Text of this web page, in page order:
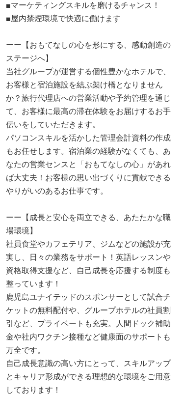
■マーケティングスキルを磨けるチャンス！
■屋内禁煙環境で快適に働けます
ーー【おもてなしの心を形にする、感動創造の
ステージへ】
当社グループが運営する個性豊かなホテルで、
お客様と宿泊施設を結ぶ架け橋となりません
か？旅行代理店への営業活動や予約管理を通じ
て、お客様に最高の滞在体験をお届けするお手
伝いをしていただきます。
パソコンスキルを活かした管理会計資料の作成
もお任せします。宿泊業の経験がなくても、あ
なたの営業センスと「おもてなしの心」があれ
ば大丈夫！お客様の思い出づくりに貢献できる
やりがいのあるお仕事です。
ーー【成長と安心を両立できる、あたたかな職
場環境】
社員食堂やカフェテリア、ジムなどの施設が充
実し、日々の業務をサポート！英語レッスンや
資格取得支援など、自己成長を応援する制度も
整っています！
鹿児島ユナイテッドのスポンサーとして試合チ
ケットの無料配付や、グループホテルの社員割
引など、プライベートも充実。人間ドック補助
金や社内ワクチン接種など健康面のサポートも
万全です。
自己成長意識の高い方にとって、スキルアップ
とキャリア形成ができる理想的な環境をご用意
しております！